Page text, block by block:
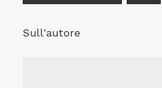
Sull'autore